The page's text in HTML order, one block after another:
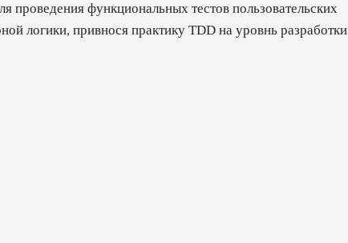
функциональных тестов пользовательских
логики, привнося практику TDD на уровнь разработки